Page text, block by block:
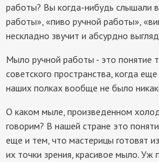
работы? Вы когда-нибудь слышали
работы», «пиво ручной работы»,
нескладно звучит и абсурдно
Мыло ручной работы - это понятие
советского пространства, когда
наших полках вообще не было
О каком мыле, произведенном
говорим? В нашей стране это
еще и тем, что мастерицы готовят
их точки зрения, красивое мыло. Уж